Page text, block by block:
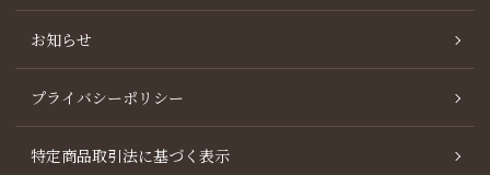
お知らせ
プライバシーポリシー
特定商品取引法に基づく表示